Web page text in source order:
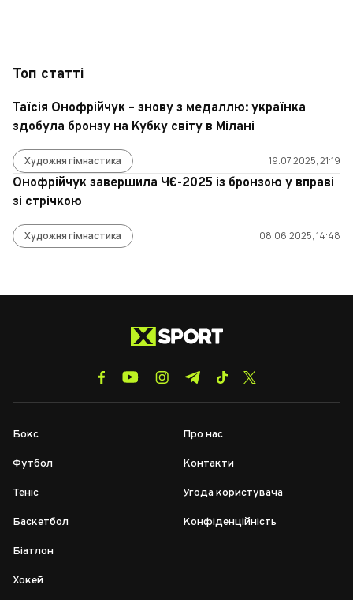
Топ статті
Таїсія Онофрійчук – знову з медаллю: українка
здобула бронзу на Кубку світу в Мілані
Художня гімнастика 19.07.2025, 21:19
Онофрійчук завершила ЧЄ-2025 із бронзою у вправі
зі стрічкою
Художня гімнастика 08.06.2025, 14:48
Бокс
Футбол
Теніс
Баскетбол
Біатлон
Хокей
Про нас
Контакти
Угода користувача
Конфіденційність